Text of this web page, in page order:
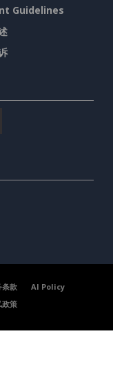
Guidelines
条款
AI Policy
政策